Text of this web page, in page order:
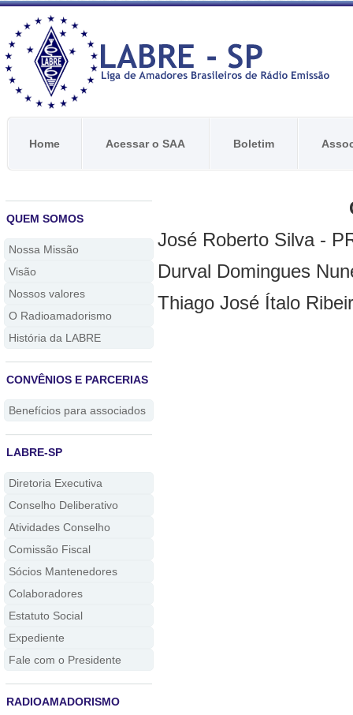
Home Acessar o SAA Boletim
QUEM SOMOS
Nossa Missão
Visão
Nossos valores
O Radioamadorismo
História da LABRE
CONVÊNIOS E PARCERIAS
Benefícios para associados
LABRE-SP
Diretoria Executiva
Conselho Deliberativo
Atividades Conselho
Comissão Fiscal
Sócios Mantenedores
Colaboradores
Estatuto Social
Expediente
Fale com o Presidente
RADIOAMADORISMO
José Roberto Silva -
Durval Domingues
Thiago José Ítalo